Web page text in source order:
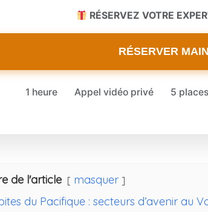
RÉSERVEZ VOTRE
RÉSERVER
1 heure Appel vidéo privé 5
de l'article
masquer
du Pacifique : secteurs d’avenir au